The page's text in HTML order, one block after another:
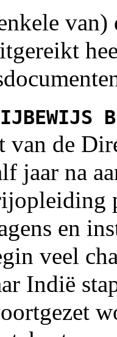
B
van de
jaar na
en
veel
Indië